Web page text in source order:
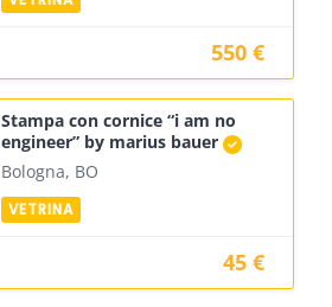
550 €
Stampa con cornice “i am no
engineer” by marius bauer
Bologna, BO
45 €